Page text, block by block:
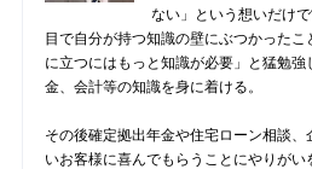
ない」という想いだけ
目で自分が持つ知識の壁にぶつかった
に立つにはもっと知識が必要」と猛勉
金、会計等の知識を身に着ける。
その後確定拠出年金や住宅ローン相談
いお客様に喜んでもらうことにやりが